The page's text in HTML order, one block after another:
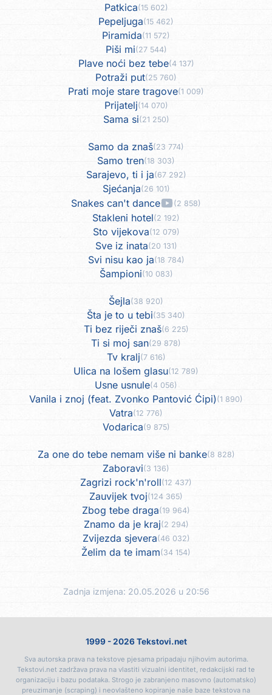
Patkica(15 602)
Pepeljuga(15 462)
Piramida(11 572)
Piši mi(27 544)
Plave noći bez tebe(4 137)
Potraži put(25 760)
Prati moje stare tragove(1 009)
Prijatelj(14 070)
Sama si(21 250)
Samo da znaš(23 774)
Samo tren(18 303)
Sarajevo, ti i ja(67 292)
Sjećanja(26 101)
Snakes can't dance (2 858)
Stakleni hotel(2 192)
Sto vijekova(12 079)
Sve iz inata(20 131)
Svi nisu kao ja(18 784)
Šampioni(10 083)
Šejla(38 920)
Šta je to u tebi(35 340)
Ti bez riječi znaš(6 225)
Ti si moj san(29 878)
Tv kralj(7 616)
Ulica na lošem glasu(12 789)
Usne usnule(4 056)
Vanila i znoj (feat. Zvonko Pantović Ćipi)(1 890)
Vatra(12 776)
Vodarica(9 875)
Za one do tebe nemam više ni banke(8 828)
Zaboravi(3 136)
Zagrizi rock'n'roll(12 437)
Zauvijek tvoj(124 365)
Zbog tebe draga(19 964)
Znamo da je kraj(2 294)
Zvijezda sjevera(46 032)
Želim da te imam(34 154)
Zadnja izmjena: 20.05.2026 u 20:56
1999 - 2026 Tekstovi.net
Sva autorska prava na tekstove pjesama pripadaju njihovim autorima.
Tekstovi.net zadržava prava na vlastiti vizualni identitet, redakcijski rad te
organizaciju i bazu podataka. Strogo je zabranjeno masovno (automatsko)
preuzimanje (scraping) i neovlašteno kopiranje naše baze tekstova na